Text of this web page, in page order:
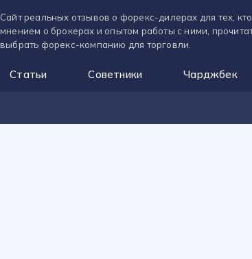
Сайт реальных отзывов о форекс-дилерах для тех,
мнением о брокерах и опытом работы с ними,
выбрать форекс-компанию для торговли.
Статьи Советники Чарджбек